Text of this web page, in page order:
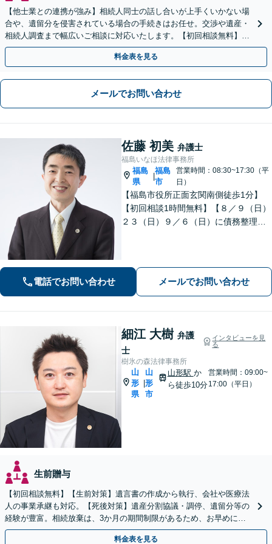
【他士業との連携が強み】相続人同士の話し合いが上手くいかない場
合や、遺留分を侵害されている場合の手続きはお任せ。交渉や遺産・
相続人調査まで幅広いご相談に対応いたします。【初回相談無料】
【出張相談OK】【LINE可】
料金表を見る
メールでお問い合わせ
佐藤 初美 弁護士
福島いなほ法律事務所
福島
県
|
福島
市
営業時間：08:30~17:30（平
日）
【福島市役所正面玄関南側徒歩1分】
【初回相談1時間無料】【８／９（日）
２３（日）９／６（日）に債務整理・
電話でお問い合わせ メールでお問い合わせ
細江 大樹 弁護
士
インタビューを見
る
樹氷の森法律事務所
山
形
県
|
山
形
市
山形駅 か
ら徒歩10分
営業時間：09:00~
17:00（平日）
生前贈与
【初回相談無料】【生前対策】遺言書の作成から執行、会社や医療法
人の事業承継も対応。【死後対策】遺産分割協議・調停、遺留分等の
経験が豊富。相続放棄は、3か月の期間制限があるため、お早めにご
相談ください。【オンライン面談可】【無料駐車場あり】
料金表を見る